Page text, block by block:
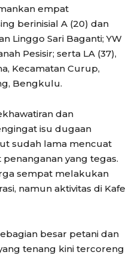
empat
berinisial A (20) dan
Linggo Sari Baganti; YW
Pesisir; serta LA (37),
Kecamatan Curup,
Bengkulu.
dan
isu dugaan
sudah lama mencuat
yang tegas.
sempat melakukan
namun aktivitas di Kafe
besar petani dan
tenang kini tercoreng